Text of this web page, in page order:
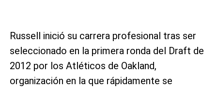
Russell inició su carrera profesional tras ser
seleccionado en la primera ronda del Draft de
2012 por los Atléticos de Oakland,
organización en la que rápidamente se